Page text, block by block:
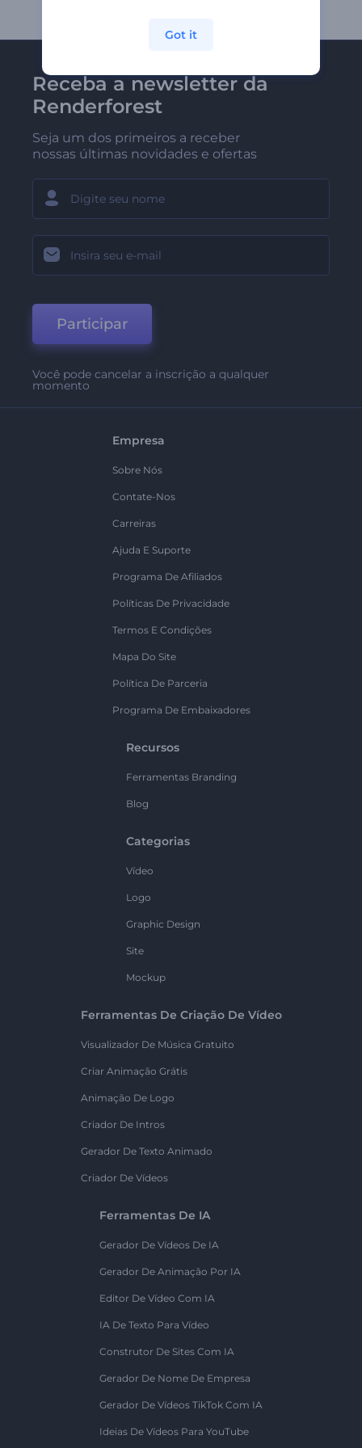
Receba a newsletter da
Renderforest
Seja um dos primeiros a receber
nossas últimas novidades e ofertas
Participar
Você pode cancelar a inscrição a qualquer
momento
Empresa
Sobre Nós
Contate-Nos
Carreiras
Ajuda E Suporte
Programa De Afiliados
Políticas De Privacidade
Termos E Condições
Mapa Do Site
Política De Parceria
Programa De Embaixadores
Recursos
Ferramentas Branding
Blog
Categorias
Vídeo
Logo
Graphic Design
Site
Mockup
Ferramentas De Criação De Vídeo
Visualizador De Música Gratuito
Criar Animação Grátis
Animação De Logo
Criador De Intros
Gerador De Texto Animado
Criador De Vídeos
Ferramentas De IA
Gerador De Vídeos De IA
Gerador De Animação Por IA
Editor De Vídeo Com IA
IA De Texto Para Vídeo
Construtor De Sites Com IA
Gerador De Nome De Empresa
Gerador De Vídeos TikTok Com IA
Ideias De Vídeos Para YouTube
Got it